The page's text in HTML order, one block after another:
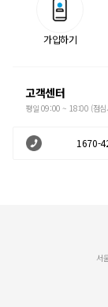
가입하기
고객센터
평일 09:00 ~ 18:00 (점심
1670-
서